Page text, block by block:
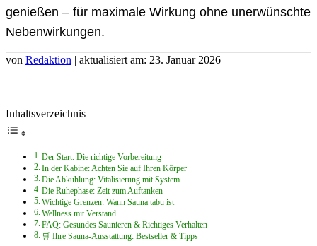
genießen – für maximale Wirkung ohne unerwünschte
Nebenwirkungen.
von Redaktion | aktualisiert am: 23. Januar 2026
Inhaltsverzeichnis
Der Start: Die richtige Vorbereitung
In der Kabine: Achten Sie auf Ihren Körper
Die Abkühlung: Vitalisierung mit System
Die Ruhephase: Zeit zum Auftanken
Wichtige Grenzen: Wann Sauna tabu ist
Wellness mit Verstand
FAQ: Gesundes Saunieren & Richtiges Verhalten
🛒 Ihre Sauna-Ausstattung: Bestseller & Tipps